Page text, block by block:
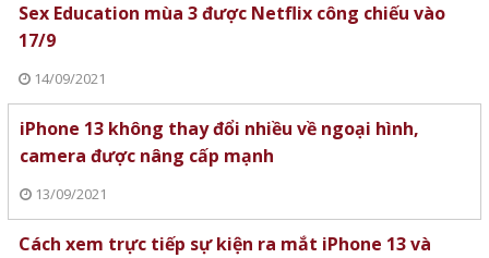
Sex Education mùa 3 được Netflix công chiếu vào
17/9
14/09/2021
iPhone 13 không thay đổi nhiều về ngoại hình,
camera được nâng cấp mạnh
13/09/2021
Cách xem trực tiếp sự kiện ra mắt iPhone 13 và